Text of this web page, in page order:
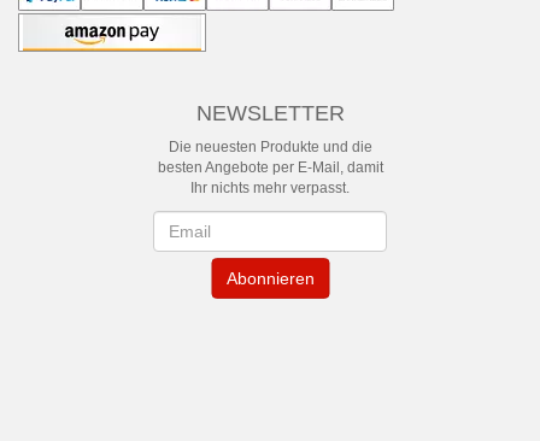
NEWSLETTER
Die neuesten Produkte und die
besten Angebote per E-Mail, damit
Ihr nichts mehr verpasst.
Abonnieren